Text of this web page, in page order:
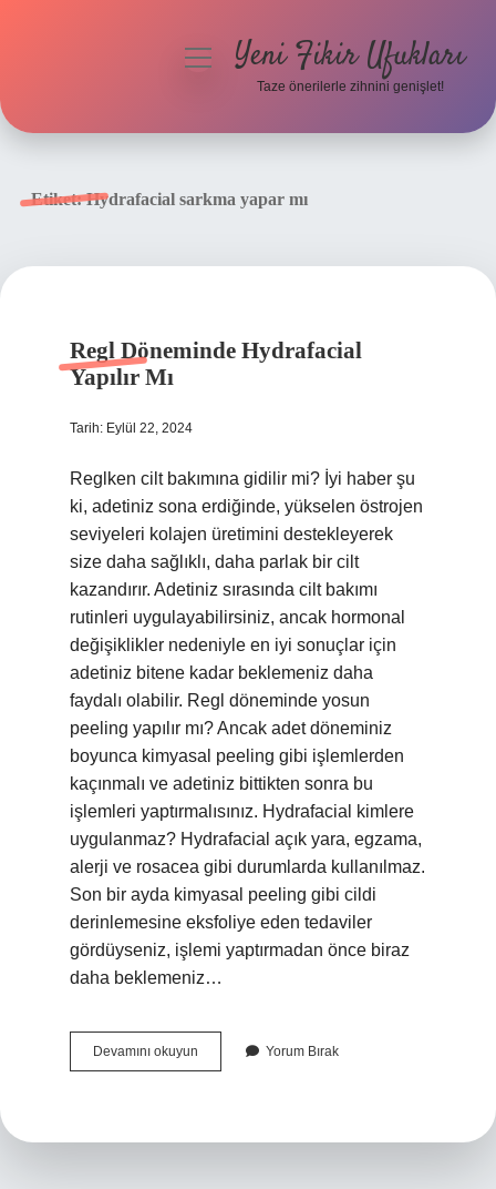
menüyüYeni Fikir Ufukları
Taze önerilerle zihnini genişlet!
Etiket:Hydrafacial sarkma yapar mı
Regl Döneminde Hydrafacial
Yapılır Mı
Tarih: Eylül 22, 2024
Reglken cilt bakımına gidilir mi? İyi haber şu
ki, adetiniz sona erdiğinde, yükselen östrojen
seviyeleri kolajen üretimini destekleyerek
size daha sağlıklı, daha parlak bir cilt
kazandırır. Adetiniz sırasında cilt bakımı
rutinleri uygulayabilirsiniz, ancak hormonal
değişiklikler nedeniyle en iyi sonuçlar için
adetiniz bitene kadar beklemeniz daha
faydalı olabilir. Regl döneminde yosun
peeling yapılır mı? Ancak adet döneminiz
boyunca kimyasal peeling gibi işlemlerden
kaçınmalı ve adetiniz bittikten sonra bu
işlemleri yaptırmalısınız. Hydrafacial kimlere
uygulanmaz? Hydrafacial açık yara, egzama,
alerji ve rosacea gibi durumlarda kullanılmaz.
Son bir ayda kimyasal peeling gibi cildi
derinlemesine eksfoliye eden tedaviler
gördüyseniz, işlemi yaptırmadan önce biraz
daha beklemeniz…
Devamını okuyun
Döneminde
Yorum Bırak